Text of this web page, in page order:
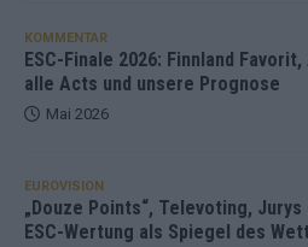
KOMMENTAR
ESC-Finale 2026: Finnland
alle Acts und unsere Prognose
Mai 2026
EUROVISION
„Douze Points“, Televoting,
ESC-Wertung als Spiegel des